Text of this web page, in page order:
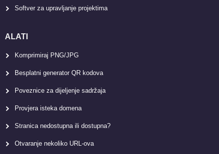
Softver za upravljanje projektima
ALATI
Komprimiraj PNG/JPG
Besplatni generator QR kodova
Poveznice za dijeljenje sadržaja
Provjera isteka domena
Stranica nedostupna ili dostupna?
Otvaranje nekoliko URL-ova